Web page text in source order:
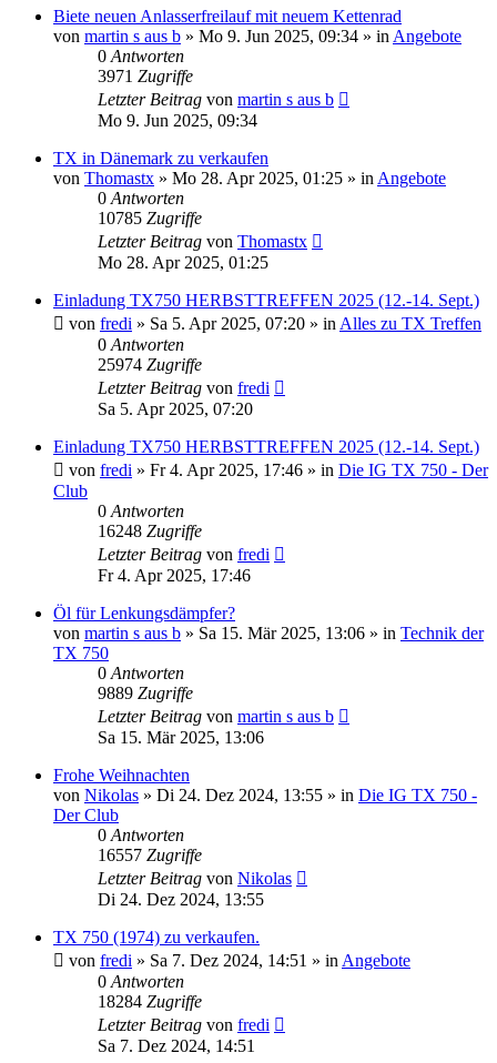
Biete neuen Anlasserfreilauf mit neuem Kettenrad
von martin s aus b » Mo 9. Jun 2025, 09:34 » in Angebote
0 Antworten
3971 Zugriffe
Letzter Beitrag von martin s aus b
Mo 9. Jun 2025, 09:34
TX in Dänemark zu verkaufen
von Thomastx » Mo 28. Apr 2025, 01:25 » in Angebote
0 Antworten
10785 Zugriffe
Letzter Beitrag von Thomastx
Mo 28. Apr 2025, 01:25
Einladung TX750 HERBSTTREFFEN 2025 (12.-14. Sept.)
von fredi » Sa 5. Apr 2025, 07:20 » in Alles zu TX Treffen
0 Antworten
25974 Zugriffe
Letzter Beitrag von fredi
Sa 5. Apr 2025, 07:20
Einladung TX750 HERBSTTREFFEN 2025 (12.-14. Sept.)
von fredi » Fr 4. Apr 2025, 17:46 » in Die IG TX 750 - Der
Club
0 Antworten
16248 Zugriffe
Letzter Beitrag von fredi
Fr 4. Apr 2025, 17:46
Öl für Lenkungsdämpfer?
von martin s aus b » Sa 15. Mär 2025, 13:06 » in Technik der
TX 750
0 Antworten
9889 Zugriffe
Letzter Beitrag von martin s aus b
Sa 15. Mär 2025, 13:06
Frohe Weihnachten
von Nikolas » Di 24. Dez 2024, 13:55 » in Die IG TX 750 -
Der Club
0 Antworten
16557 Zugriffe
Letzter Beitrag von Nikolas
Di 24. Dez 2024, 13:55
TX 750 (1974) zu verkaufen.
von fredi » Sa 7. Dez 2024, 14:51 » in Angebote
0 Antworten
18284 Zugriffe
Letzter Beitrag von fredi
Sa 7. Dez 2024, 14:51